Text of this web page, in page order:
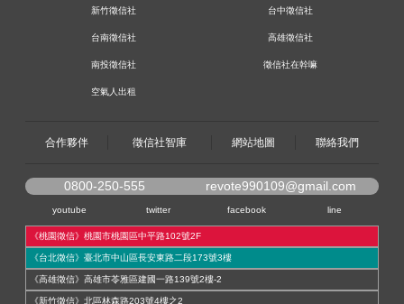
新竹徵信社 台中徵信社
台南徵信社 高雄徵信社
南投徵信社 徵信社在幹嘛
空氣人出租
合作夥伴 徵信社智庫 網站地圖 聯絡我們
0800-250-555 revote990109@gmail.com
youtube twitter facebook line
《桃園徵信》桃園市桃園區中平路102號2F
《台北徵信》臺北市中山區長安東路二段173號3樓
《高雄徵信》高雄市苓雅區建國一路139號2樓-2
《新竹徵信》北區林森路203號4樓之2